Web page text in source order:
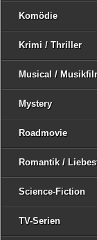
Komödie
Krimi / Thriller
Musical /
Mystery
Roadmovie
Romantik /
Science-Fiction
TV-Serien